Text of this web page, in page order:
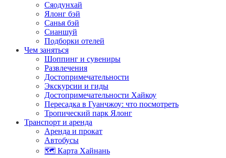
Сяодунхай
Ялонг бэй
Санья бэй
Сианшуй
Подборки отелей
Чем заняться
Шоппинг и сувениры
Развлечения
Достопримечательности
Экскурсии и гиды
Достопримечательности Хайкоу
Пересадка в Гуанчжоу: что посмотреть
Тропический парк Ялонг
Транспорт и аренда
Аренда и прокат
Автобусы
🗺️ Карта Хайнань